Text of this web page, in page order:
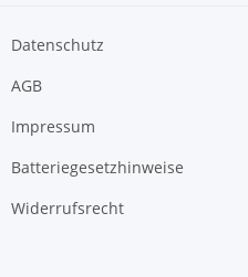
Datenschutz
AGB
Impressum
Batteriegesetzhinweise
Widerrufsrecht